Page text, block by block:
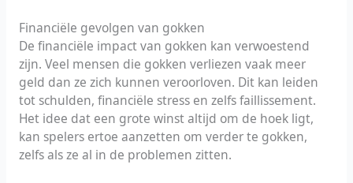
Financiële gevolgen van gokken
De financiële impact van gokken kan verwoestend
zijn. Veel mensen die gokken verliezen vaak meer
geld dan ze zich kunnen veroorloven. Dit kan leiden
tot schulden, financiële stress en zelfs faillissement.
Het idee dat een grote winst altijd om de hoek ligt,
kan spelers ertoe aanzetten om verder te gokken,
zelfs als ze al in de problemen zitten.